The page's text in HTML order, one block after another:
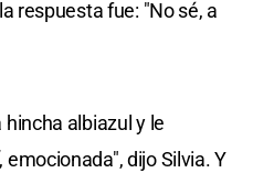
respuesta fue: "No sé, a
albiazul y le
dijo Silvia. Y